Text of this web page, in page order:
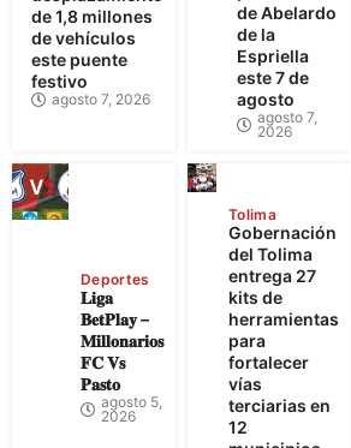
de 1,8 millones
de vehículos
este puente
festivo
agosto 7, 2026
de Abelardo
de la
Espriella
este 7 de
agosto
agosto 7,
2026
Deportes
𝐋𝐢𝐠𝐚
𝐁𝐞𝐭𝐏𝐥𝐚𝐲 –
𝐌𝐢𝐥𝐥𝐨𝐧𝐚𝐫𝐢𝐨𝐬
𝐅𝐂 𝐕𝐬
𝐏𝐚𝐬𝐭𝐨
agosto 5,
2026
Tolima
Gobernación
del Tolima
entrega 27
kits de
herramientas
para
fortalecer
vías
terciarias en
12